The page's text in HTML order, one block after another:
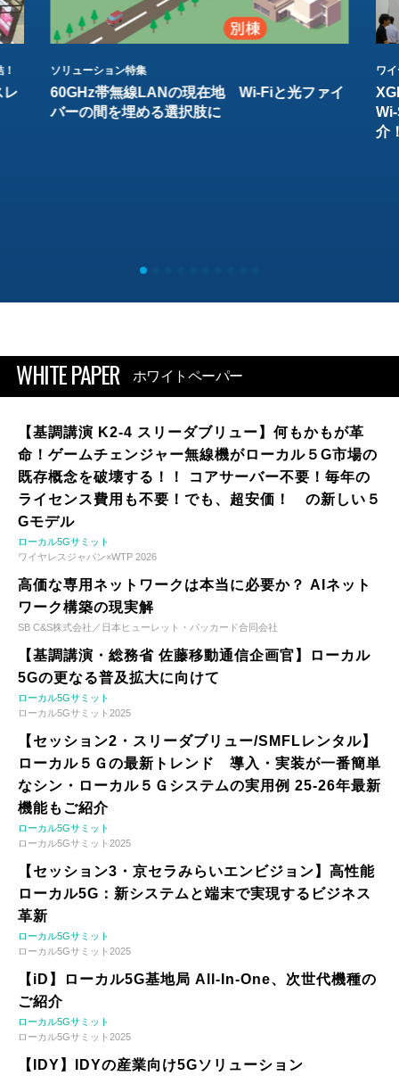
レ
ソリューション特集
60GHz帯無線LANの現在地 Wi-Fiと光ファイ
バーの間を埋める選択肢に
ワ
介
WHITE PAPER ホワイトペーパー
【基調講演 K2-4 スリーダブリュー】何もかもが革
命！ゲームチェンジャー無線機がローカル５G市場の
既存概念を破壊する！！ コアサーバー不要！毎年の
ライセンス費用も不要！でも、超安価！ の新しい５
Gモデル
ローカル5Gサミット
ワイヤレスジャパン×WTP 2026
高価な専用ネットワークは本当に必要か？ AIネット
ワーク構築の現実解
SB C&S株式会社／日本ヒューレット・パッカード合同会社
【基調講演・総務省 佐藤移動通信企画官】ローカル
5Gの更なる普及拡大に向けて
ローカル5Gサミット
ローカル5Gサミット2025
【セッション2・スリーダブリュー/SMFLレンタル】
ローカル５Ｇの最新トレンド 導入・実装が一番簡単
なシン・ローカル５Ｇシステムの実用例 25-26年最新
機能もご紹介
ローカル5Gサミット
ローカル5Gサミット2025
【セッション3・京セラみらいエンビジョン】高性能
ローカル5G：新システムと端末で実現するビジネス
革新
ローカル5Gサミット
ローカル5Gサミット2025
【iD】ローカル5G基地局 All-In-One、次世代機種の
ご紹介
ローカル5Gサミット
ローカル5Gサミット2025
【IDY】IDYの産業向け5Gソリューション